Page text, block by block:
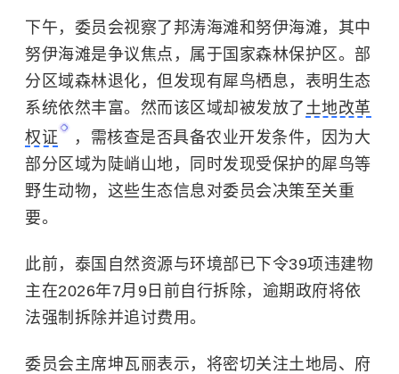
下午，委员会视察了邦涛海滩和努伊海滩，其中
努伊海滩是争议焦点，属于国家森林保护区。部
分区域森林退化，但发现有犀鸟栖息，表明生态
系统依然丰富。然而该区域却被发放了 土地改革
权证
，需核查是否具备农业开发条件，因为大
部分区域为陡峭山地，同时发现受保护的犀鸟等
野生动物，这些生态信息对委员会决策至关重
要。
此前，泰国自然资源与环境部已下令39项违建物
主在2026年7月9日前自行拆除，逾期政府将依
法强制拆除并追讨费用。
委员会主席坤瓦丽表示，将密切关注土地局、府